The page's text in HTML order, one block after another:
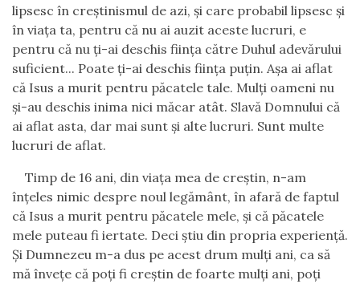
lipsesc în creştinismul de azi, şi care probabil lipsesc şi
în viaţa ta, pentru că nu ai auzit aceste lucruri, e
pentru că nu ţi-ai deschis fiinţa către Duhul adevărului
suficient... Poate ţi-ai deschis fiinţa puţin. Aşa ai aflat
că Isus a murit pentru păcatele tale. Mulţi oameni nu
şi-au deschis inima nici măcar atât. Slavă Domnului că
ai aflat asta, dar mai sunt şi alte lucruri. Sunt multe
lucruri de aflat.
Timp de 16 ani, din viaţa mea de creştin, n-am
înţeles nimic despre noul legământ, în afară de faptul
că Isus a murit pentru păcatele mele, şi că păcatele
mele puteau fi iertate. Deci ştiu din propria experienţă.
Şi Dumnezeu m-a dus pe acest drum mulţi ani, ca să
mă înveţe că poţi fi creştin de foarte mulţi ani, poţi